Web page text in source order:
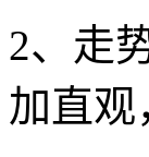
2、走
加直